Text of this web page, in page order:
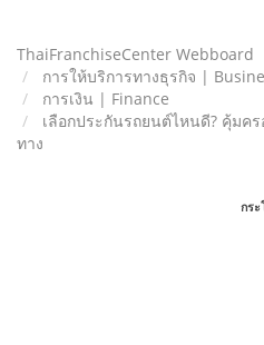
ThaiFranchiseCenter Webboard
การให้บริการทางธุรกิจ |
การเงิน | Finance
เลือกประกันรถยนต์ไหนดี? คุ้มค
ทาง
กระ